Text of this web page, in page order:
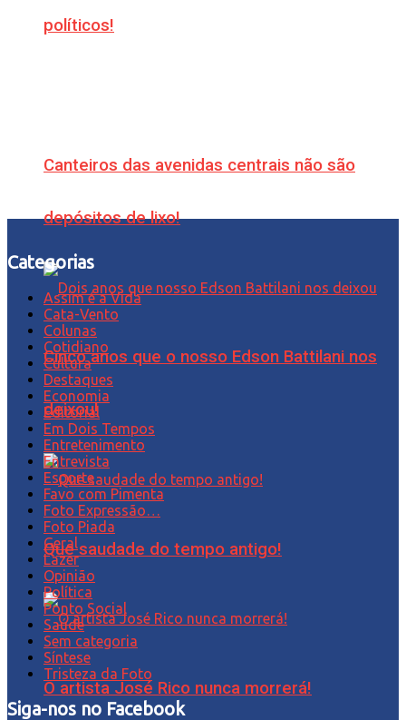
políticos!
Canteiros das avenidas centrais não são
depósitos de lixo!
Cinco anos que o nosso Edson Battilani nos
deixou!
Que saudade do tempo antigo!
O artista José Rico nunca morrerá!
Categorias
Assim é a Vida
Cata-Vento
Colunas
Cotidiano
Cultura
Destaques
Economia
Editorial
Em Dois Tempos
Entretenimento
Entrevista
Esporte
Favo com Pimenta
Foto Expressão…
Foto Piada
Geral
Lazer
Opinião
Política
Ponto Social
Saúde
Sem categoria
Síntese
Tristeza da Foto
Siga-nos no Facebook